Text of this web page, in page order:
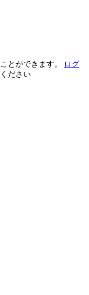
とができます。
ログ
ださい